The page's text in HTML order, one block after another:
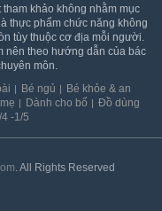
khảo không nhằm mục
thực phẩm chức năng không
tùy thuộc cơ địa mỗi người.
nên theo hướng dẫn của bác
môn.
Bé ngủ
Bé khỏe & an
Dành cho bố
Đồ dùng
-1/5
. All Rights Reserved